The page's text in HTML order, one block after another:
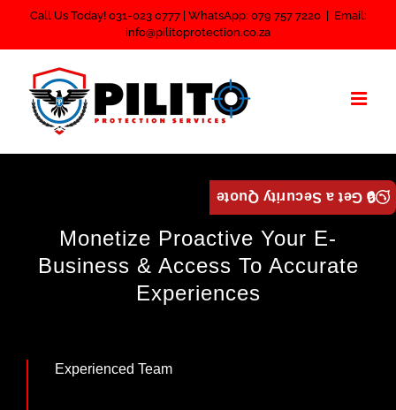
content
Call Us Today! 031-023 0777 | WhatsApp: 079 757 7220
Email:
info@pilitoprotection.co.za
Monetize Proactive Your E-
Business & Access To Accurate
Experiences
Experienced Team
🔒 Get a Security Quote